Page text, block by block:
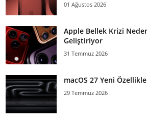
01 Ağustos 2026
Apple Bellek Krizi
Geliştiriyor
31 Temmuz 2026
macOS 27 Yeni
29 Temmuz 2026